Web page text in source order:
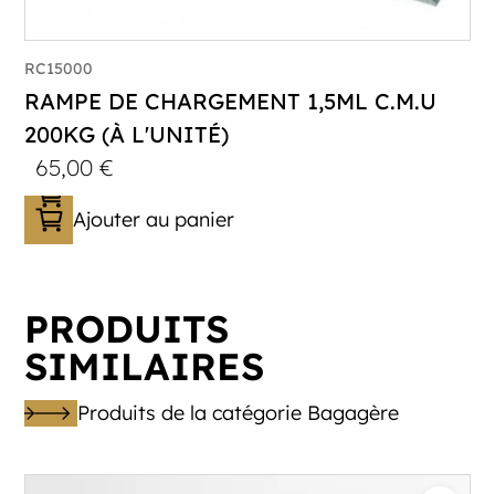
RC15000
RAMPE DE CHARGEMENT 1,5ML C.M.U
200KG (À L'UNITÉ)
65,00€
Ajouter au panier
PRODUITS
SIMILAIRES
Produits de la catégorie Bagagère